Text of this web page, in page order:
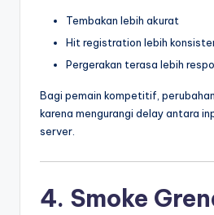
Tembakan lebih akurat
Hit registration lebih
Pergerakan terasa lebih
Bagi pemain kompetitif,
karena mengurangi delay antara
server.
4. Smoke